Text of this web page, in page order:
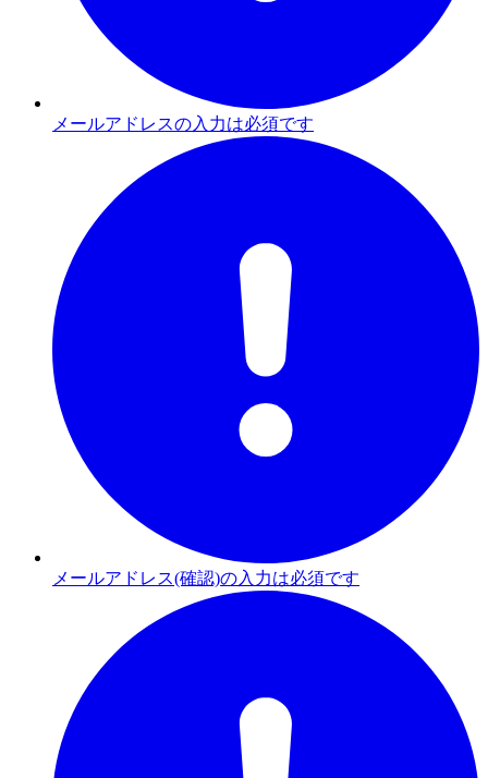
メールアドレスの入力は必須です
メールアドレス(確認)の入力は必須です